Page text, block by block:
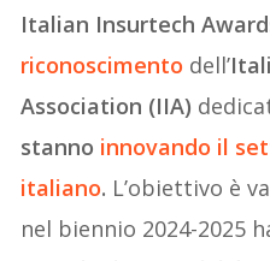
Italian Insurtech
riconoscimento dell’
Association (IIA)
stanno innovando il
italiano. L’obiettivo è
nel biennio 2024-2025